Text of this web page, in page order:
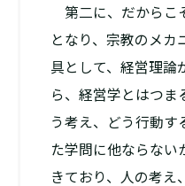
第二に、だからこ
となり、宗教のメカ
具として、経営理論
ら、経営学とはつま
う考え、どう行動す
た学問に他ならない
きており、人の考え